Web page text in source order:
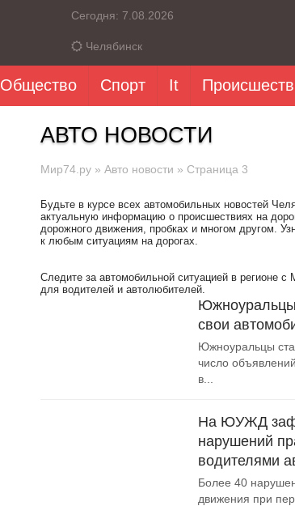
Сегодня: 7.08.2026
Челябинск
Общество Спорт It
АВТО НОВОСТИ
Мир74.ру » Авто новости » Страница 3
Будьте в курсе всех автомобильных новостей
актуальную информацию о происшествиях на
дорожного движения, пробках и многом другом.
к любым ситуациям на дорогах.
Следите за автомобильной ситуацией в регионе
для водителей и автолюбителей.
свои
Южноуральцы
число
в...
На ЮУЖД
нарушений
водителями
Более 40
движения при